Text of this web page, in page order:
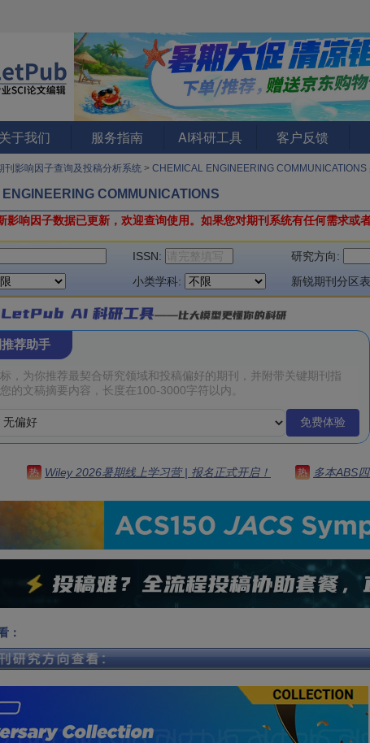
关于我们 服务指南 AI科研工具 客户反馈
刊影响因子查询及投稿分析系统 > CHEMICAL ENGINEERING COMMUNICATIONS
COMMUNICATIONS
影响因子数据已更新，欢迎查询使用。 如果您对期刊系统有任何需求或
ISSN: 研究方向:
小类学科: 新锐期刊分区
荐助手
免费体验
热 Wiley 2026暑期线上学习营 | 报名正式开启！ 热 多本ABS
：